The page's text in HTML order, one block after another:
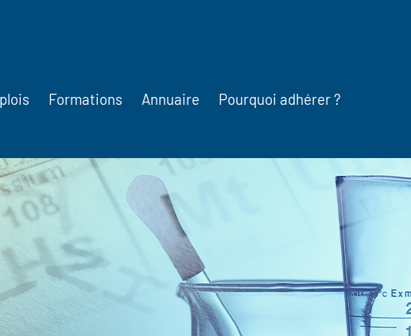
Formations Annuaire Pourquoi adhérer ?